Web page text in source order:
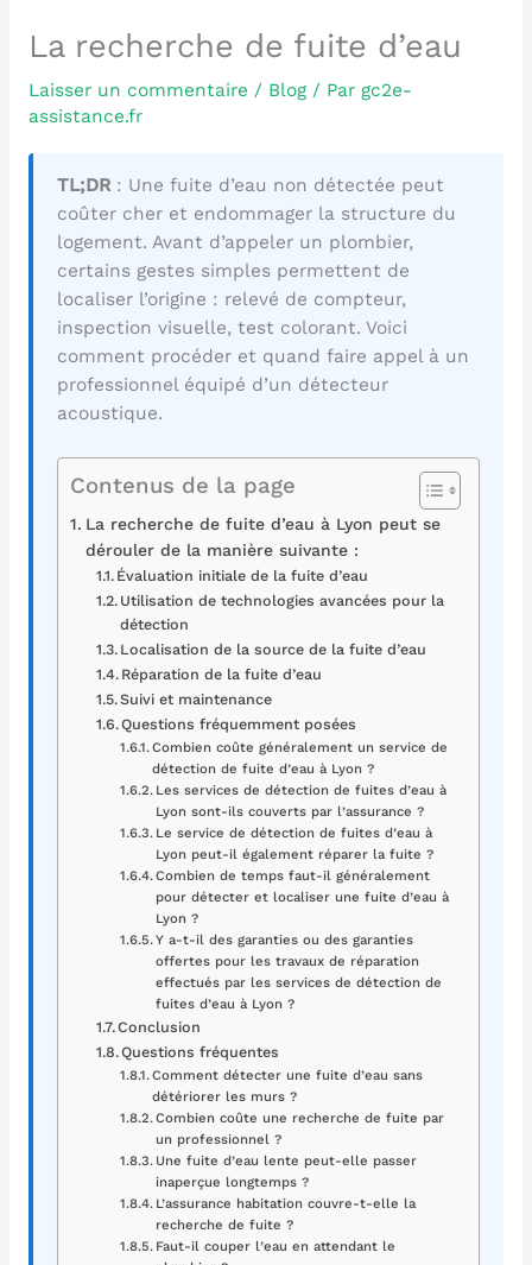
La recherche de fuite d’eau
Laisser un commentaire / Blog/ Par gc2e-
assistance.fr
TL;DR: Une fuite d’eau non détectée peut
coûter cher et endommager la structure du
logement. Avant d’appeler un plombier,
certains gestes simples permettent de
localiser l’origine : relevé de compteur,
inspection visuelle, test colorant. Voici
comment procéder et quand faire appel à un
professionnel équipé d’un détecteur
acoustique.
Contenus de la page
La recherche de fuite d’eau à Lyon peut se
dérouler de la manière suivante :
Évaluation initiale de la fuite d’eau
Utilisation de technologies avancées pour la
détection
Localisation de la source de la fuite d’eau
Réparation de la fuite d’eau
Suivi et maintenance
Questions fréquemment posées
Combien coûte généralement un service de
détection de fuite d’eau à Lyon ?
Les services de détection de fuites d’eau à
Lyon sont-ils couverts par l’assurance ?
Le service de détection de fuites d’eau à
Lyon peut-il également réparer la fuite ?
Combien de temps faut-il généralement
pour détecter et localiser une fuite d’eau à
Lyon ?
Y a-t-il des garanties ou des garanties
offertes pour les travaux de réparation
effectués par les services de détection de
fuites d’eau à Lyon ?
Conclusion
Questions fréquentes
Comment détecter une fuite d’eau sans
détériorer les murs ?
Combien coûte une recherche de fuite par
un professionnel ?
Une fuite d’eau lente peut-elle passer
inaperçue longtemps ?
L’assurance habitation couvre-t-elle la
recherche de fuite ?
Faut-il couper l’eau en attendant le